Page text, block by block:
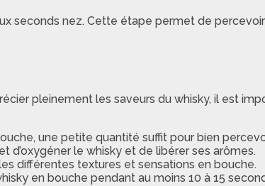
seconds nez. Cette étape permet de
pleinement les saveurs du whisky, il est
une petite quantité suffit pour bien
d’oxygéner le whisky et de libérer ses arômes.
différentes textures et sensations en bouche.
en bouche pendant au moins 10 à 15